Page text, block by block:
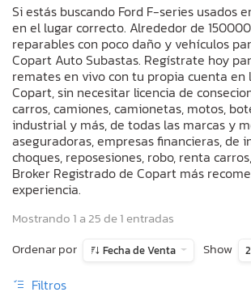
Si estás buscando Ford F-series usados
en el lugar correcto. Alrededor de
reparables con poco daño y vehículos
Copart Auto Subastas. Regístrate hoy
remates en vivo con tu propia cuenta en
Copart, sin necesitar licencia de
carros, camiones, camionetas, motos,
industrial y más, de todas las marcas y
aseguradoras, empresas financieras, de
choques, reposesiones, robo, renta
Broker Registrado de Copart más
experiencia.
Mostrando 1 a 25 de 1 entradas
Ordenar por
Fecha de Venta Show
Filtros